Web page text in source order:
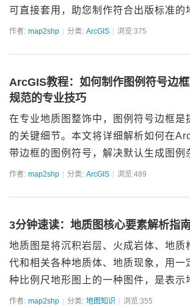
可直接套用，助您制作符合出版标准的
直线飙升！...
作者: map2shp 分类: ArcGIS 浏览:375
ArcGIS教程：如何制作图例符号边
规范的专业技巧
在专业地质图整饰中，图例符号边框是
的关键细节。本文将详细解析如何在
带边框的图例符号，解决默认生成图例
题，只需4步即可提升地质图的专业度
作者: map2shp 分类: ArcGIS 浏览:489
3分钟速读：地质图核心要素解析指
地质图是将沉积岩层、火成岩体、地质
代和相关各种地质体、地质现象，用一
种比例尺地形图上的一种图件，是表示
岩性、地层年代、地质构造、岩浆活动
作者: map2shp 分类: 地图知识 浏览:355